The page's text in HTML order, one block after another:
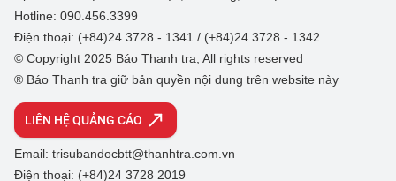
Hotline: 090.456.3399
Điện thoại: (+84)24 3728 - 1341 / (+84)24 3728 - 1342
© Copyright 2025 Báo Thanh tra, All rights reserved
® Báo Thanh tra giữ bản quyền nội dung trên website này
LIÊN HỆ QUẢNG CÁO
Email: trisubandocbtt@thanhtra.com.vn
Điện thoại: (+84)24 3728 2019